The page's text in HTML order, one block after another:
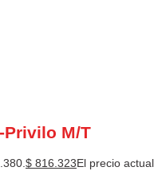
Privilo M/T
$ 816.323El precio